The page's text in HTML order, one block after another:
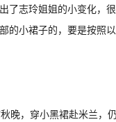
了志玲姐姐的小变化，
的小裙子的，要是按照